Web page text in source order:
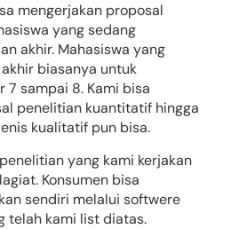
mengerjakan proposal
yang sedang
akhir. Mahasiswa yang
biasanya untuk
7 sampai 8. Kami bisa
penelitian kuantitatif hingga
kualitatif pun bisa.
yang kami kerjakan
Konsumen bisa
sendiri melalui softwere
telah kami list diatas.